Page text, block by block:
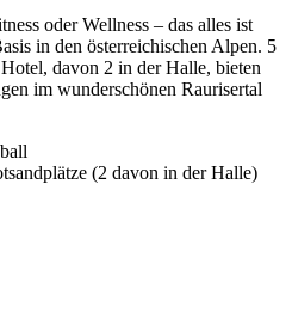
oder Wellness – das alles ist
in den österreichischen Alpen. 5
davon 2 in der Halle, bieten
im wunderschönen Raurisertal
(2 davon in der Halle)